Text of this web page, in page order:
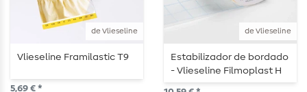
de Vlieseline
Vlieseline Framilastic T9
5,69 € *
de Vlieseline
Estabilizador de bordado
- Vlieseline Filmoplast H
54 autoadesivo